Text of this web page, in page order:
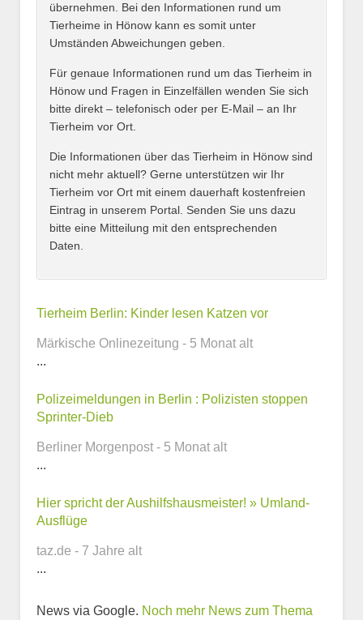
Name des Tierheims*
Kontaktmöglichkeiten
E-Mail-Adresse
Webseite
übernehmen. Bei den Informationen rund um
Tierheime in Hönow kann es somit unter
Umständen Abweichungen geben.
Für genaue Informationen rund um das Tierheim in
Hönow und Fragen in Einzelfällen wenden Sie sich
bitte direkt – telefonisch oder per E-Mail – an Ihr
Tierheim vor Ort.
Die Informationen über das Tierheim in Hönow sind
nicht mehr aktuell? Gerne unterstützen wir Ihr
Tierheim vor Ort mit einem dauerhaft kostenfreien
Eintrag in unserem Portal. Senden Sie uns dazu
bitte eine Mitteilung mit den entsprechenden
Daten.
Tierheim Berlin: Kinder lesen Katzen vor
Märkische Onlinezeitung - 5 Monat alt
...
Polizeimeldungen in Berlin : Polizisten stoppen
Sprinter-Dieb
Berliner Morgenpost - 5 Monat alt
...
Hier spricht der Aushilfshausmeister! » Umland-
Ausflüge
taz.de - 7 Jahre alt
...
News via Google. Noch mehr News zum Thema